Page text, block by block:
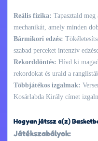
Reális fizika: Tapasztald meg
mechanikát, amely minden
Bármikori edzés:
szabad perceket intenzív
Rekorddöntés: Hívd ki
rekordokat és urald a
Többjátékos izgalmak:
Kosárlabda Király címet
Hogyan játssz a(z)
Játékszabályok: